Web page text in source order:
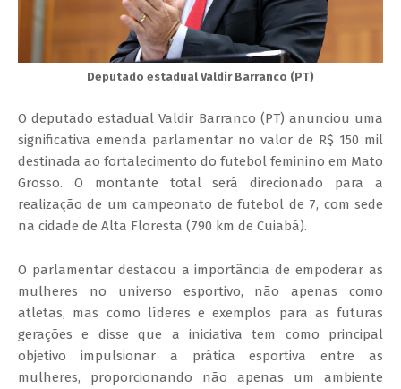
Deputado estadual Valdir Barranco (PT)
O deputado estadual Valdir Barranco (PT) anunciou uma
significativa emenda parlamentar no valor de R$ 150 mil
destinada ao fortalecimento do futebol feminino em Mato
Grosso. O montante total será direcionado para a
realização de um campeonato de futebol de 7, com sede
na cidade de Alta Floresta (790 km de Cuiabá).
O parlamentar destacou a importância de empoderar as
mulheres no universo esportivo, não apenas como
atletas, mas como líderes e exemplos para as futuras
gerações e disse que a iniciativa tem como principal
objetivo impulsionar a prática esportiva entre as
mulheres, proporcionando não apenas um ambiente